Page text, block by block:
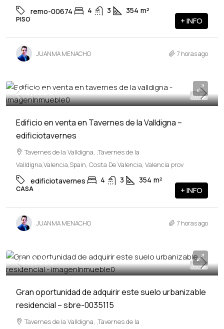
remo-00674 4 3 354 m²
PISO + INFO
JUANMA MENACHO 7 horas ago
VENTA
278,500€
Edificio en venta en Tavernes de la Valldigna –
edificiotavernes
Tavernes de la Valldigna, ,Tavernes de la
Valldigna,Valencia,Spain, Costa De Valencia, Valencia prov
edificiotavernes 4 3 354 m²
CASA + INFO
JUANMA MENACHO 7 horas ago
VENTA
496,000€
Gran oportunidad de adquirir este suelo urbanizable
residencial – sbre-0035115
Tavernes de la Valldigna, ,Tavernes de la